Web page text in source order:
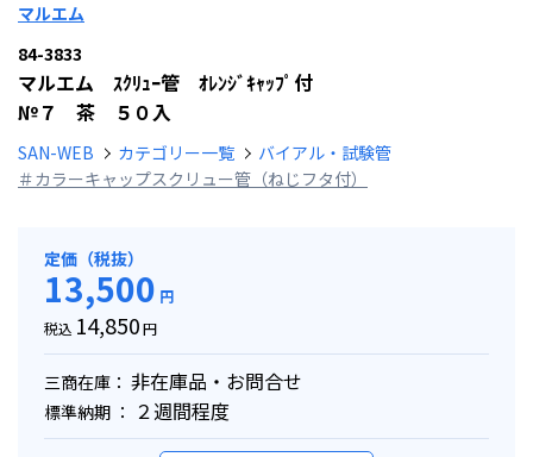
マルエム
84-3833
マルエム ｽｸﾘｭｰ管 ｵﾚﾝｼﾞｷｬｯﾌﾟ付
№７ 茶 ５０入
SAN-WEB カテゴリー一覧
バイアル・試験管
＃カラーキャップスクリュー管（ねじフタ付）
定価（税抜）
13,500 円
税込 14,850円
三商在庫： 非在庫品・お問合せ
標準納期 ： ２週間程度